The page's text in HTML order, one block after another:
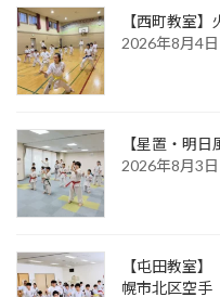
【西町教室
2026年8月4日
【星置・明
2026年8月3日
【屯田教室
幌市北区空手